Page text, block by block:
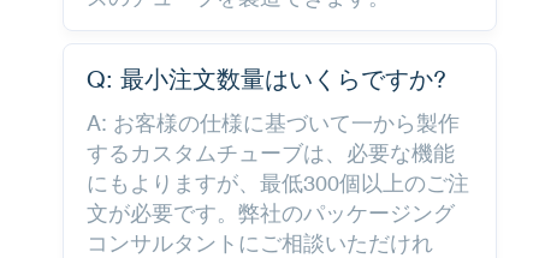
Q: 最小注文数量はいくらですか?
A: お客様の仕様に基づいて一から製作
するカスタムチューブは、必要な機能
にもよりますが、最低300個以上のご注
文が必要です。弊社のパッケージング
コンサルタントにご相談いただけれ